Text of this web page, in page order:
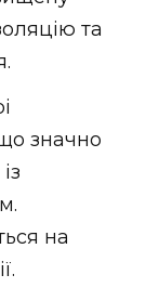
та
що значно
на